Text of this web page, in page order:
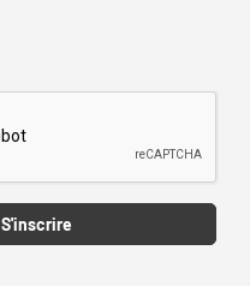
S'inscrire